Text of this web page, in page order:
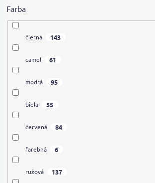
Farba
čierna 143
camel 61
modrá 95
biela 55
červená 84
farebná 6
ružová 137